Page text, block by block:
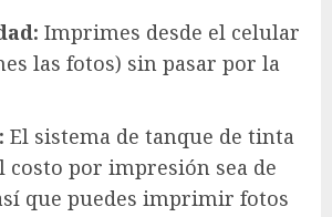
Imprimes desde el celular
las fotos) sin pasar por la
El sistema de tanque de tinta
costo por impresión sea de
que puedes imprimir fotos